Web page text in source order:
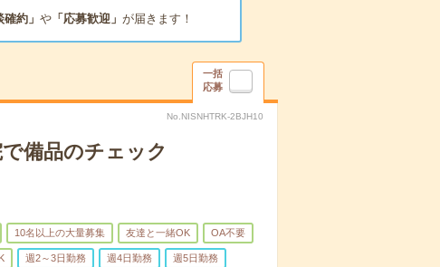
確約」 や「応募歓迎」 が届きます！
一括
応募
No.NISNHTRK-2BJH10
備品のチェック
10名以上の大量募集 友達と一緒OK OA不要
週2～3日勤務 週4日勤務 週5日勤務